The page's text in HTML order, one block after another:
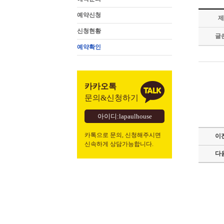
예약신청
신청현황
예약확인
카카오톡
문의&신청하기
아이디:lapaulhouse
카톡으로 문의, 신청해주시면
신속하게 상담가능합니다.
글
이
다